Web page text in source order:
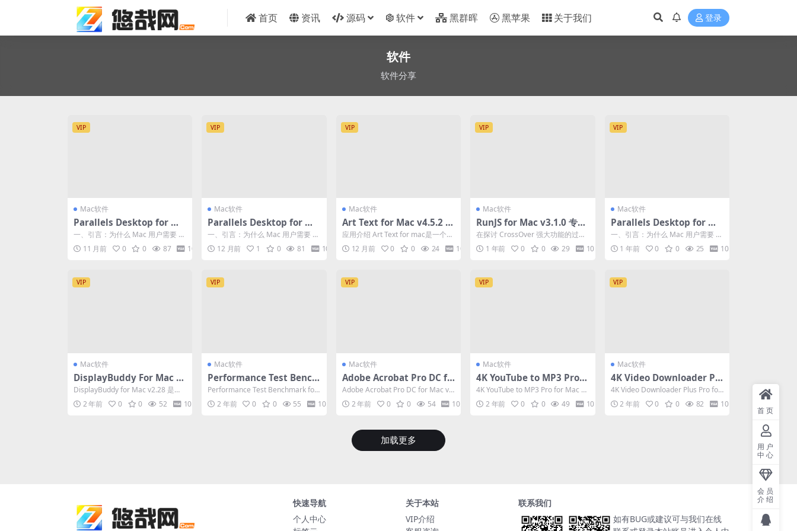
首页 资讯 源码 软件 黑群晖 黑苹果 关于我们 登录
软件
软件分享
VIP
Mac软件
Parallels Desktop for Ma
c v26.0.0-57238 PD虚拟机
26永久激活版开心版
一、引言：为什么 Mac 用户需要 P
D 虚拟机？ 在苹果生态日益封闭的
今天，M...
11 月前 0 0 87 10
VIP
Mac软件
Parallels Desktop for Ma
c v20.4.1-55996 PD虚拟机
20永久激活版开心版
一、引言：为什么 Mac 用户需要 P
D 虚拟机？ 在苹果生态日益封闭的
今天，M...
12 月前 1 0 81 10
VIP
Mac软件
Art Text for Mac v4.5.2 艺
术文字图标设计工具
应用介绍 Art Text for mac是一个用
于创建高质量文本图形、 标题、...
12 月前 0 0 24 10
VIP
Mac软件
RunJS for Mac v3.1.0 专业
的JavaScript开发工具
在探讨 CrossOver 强大功能的过程
中，不少 Mac 开发者朋友向我打听
能...1 年前 0 0 29 10
VIP
Mac软件
Parallels Desktop for Ma
c v20.3.0-55895 PD虚拟机
20永久激活版开心版
一、引言：为什么 Mac 用户需要 P
D 虚拟机？ 在苹果生态日益封闭的
今天，M...
1 年前 0 0 25 10
VIP
Mac软件
DisplayBuddy For Mac v
2.28 实用的显示器的亮度调
节软件
DisplayBuddy for Mac v2.28 是一
款针对macOS操作系...
2 年前 0 0 52 10
VIP
Mac软件
Performance Test Bench
mark For Mac v4.3.1探索
电脑性能的得力助手
Performance Test Benchmark for
Mac v4.3....
2 年前 0 0 55 10
VIP
Mac软件
Adobe Acrobat Pro DC fo
r Mac v2024.005.20320 Ri
D 带云服务的PDF工具
Adobe Acrobat Pro DC for Mac v2
024.005.2...
2 年前 0 0 54 10
VIP
Mac软件
4K YouTube to MP3 Pro F
or Mac v5.7.4 专业的YouT
ube音频提取工具
4K YouTube to MP3 Pro for Mac v
5.7.4 是一款...
2 年前 0 0 49 10
VIP
Mac软件
4K Video Downloader Pl
us Pro for Mac v1.10.4 超
高清视频下载工具
4K Video Downloader Plus Pro for
Mac v1....
2 年前 0 0 82 10
加载更多
快速导航
个人中心
关于本站
VIP介绍
联系我们
如有BUG或建议可与我们在线
首页
用户
中心
会员
介绍